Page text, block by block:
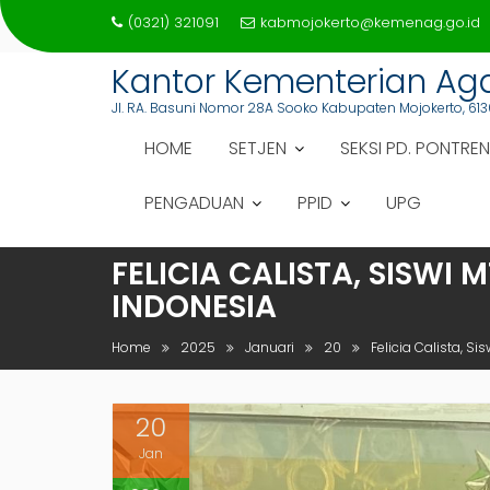
Skip
to
(0321) 321091 kabmojokerto@kemenag.go.id
Kantor Kementerian
Jl. RA. Basuni Nomor 28A Sooko Kabupaten Mojokerto,
HOME SETJEN SEKSI PD. PONTREN
PENGADUAN PPID UPG
FELICIA CALISTA, SISWI
INDONESIA
Home 2025 Januari 20 Felicia Calista,
20
Jan